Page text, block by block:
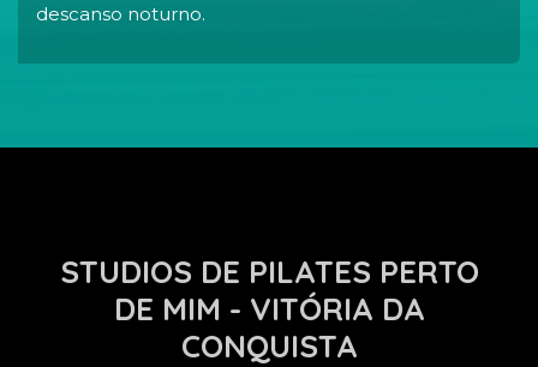
descanso noturno.
STUDIOS DE PILATES PERTO
DE MIM - VITÓRIA DA
CONQUISTA